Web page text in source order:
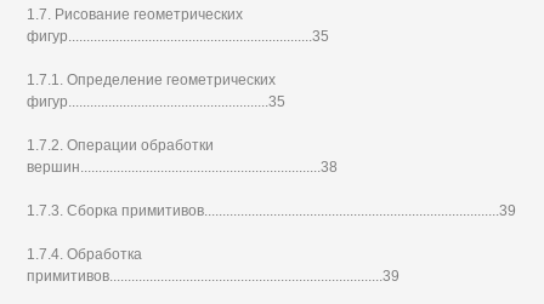
1.7. Рисование геометрических
фигур...................................................................35
1.7.1. Определение геометрических
фигур.......................................................35
1.7.2. Операции обработки
вершин..................................................................38
1.7.3. Сборка примитивов.................................................................................39
1.7.4. Обработка
примитивов...........................................................................39